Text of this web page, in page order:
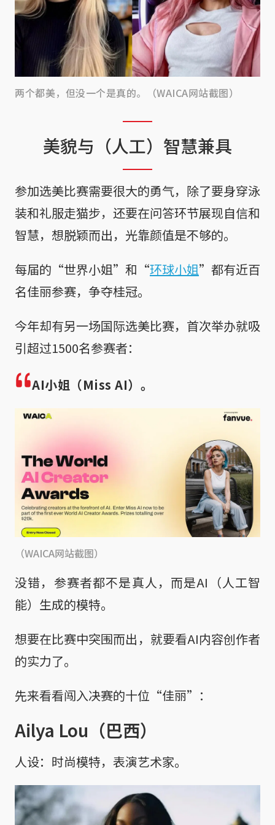
两个都美，但没一个是真的。（WAICA网站截图）
美貌与（人工）智慧兼具
参加选美比赛需要很大的勇气，除了要身穿泳
装和礼服走猫步，还要在问答环节展现自信和
智慧，想脱颖而出，光靠颜值是不够的。
每届的“世界小姐”和“环球小姐”都有近百
名佳丽参赛，争夺桂冠。
今年却有另一场国际选美比赛，首次举办就吸
引超过1500名参赛者：
AI小姐（Miss AI）。
（WAICA网站截图）
没错，参赛者都不是真人，而是AI（人工智
能）生成的模特。
想要在比赛中突围而出，就要看AI内容创作者
的实力了。
先来看看闯入决赛的十位“佳丽”：
Ailya Lou（巴西）
人设：时尚模特，表演艺术家。